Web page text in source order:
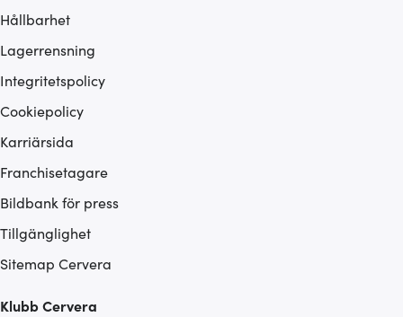
Hållbarhet
Lagerrensning
Integritetspolicy
Cookiepolicy
Karriärsida
Franchisetagare
Bildbank för press
Tillgänglighet
Sitemap Cervera
Klubb Cervera